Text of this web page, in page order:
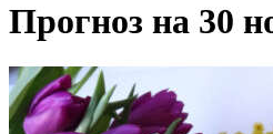
Прогноз на 30